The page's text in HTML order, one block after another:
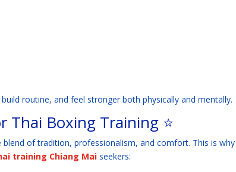
routine, and feel stronger both physically and mentally.
Thai Boxing Training ⭐
of tradition, professionalism, and comfort. This is
training Chiang Mai seekers: